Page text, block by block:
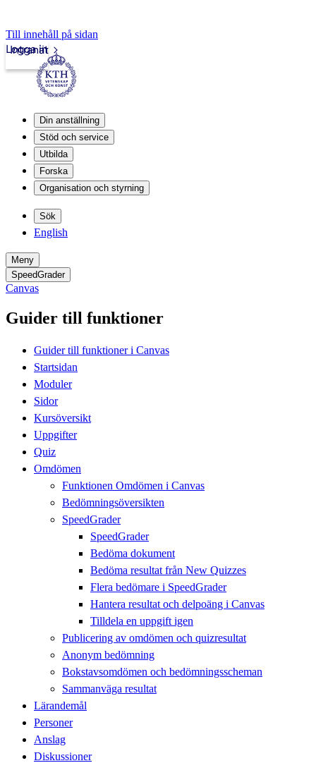
Till innehåll på sidan
Intranät
Logga in
Din anställning
Stöd och service
Utbilda
Forska
Organisation och styrning
Sök
English
Meny
SpeedGrader
Canvas
Guider till funktioner
Guider till funktioner i Canvas
Startsidan
Moduler
Sidor
Kursöversikt
Uppgifter
Quiz
Omdömen
Funktionen Omdömen i Canvas
Bedömningsöversikten
SpeedGrader
SpeedGrader
Bedöma dokument
Bedöma resultat från New Quizzes
Flera bedömare i SpeedGrader
Hantera resultat och delpoäng i Canvas
Tilldela en uppgift igen
Publicering av omdömen och quizresultat
Anonym bedömning
Bokstavsomdömen och bedömningsscheman
Sammanväga resultat
Lärandemål
Personer
Anslag
Diskussioner